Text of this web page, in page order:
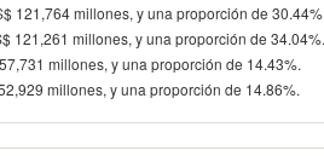
121,764 millones, y una proporción de 30.44%.
121,261 millones, y una proporción de 34.04%.
millones, y una proporción de 14.43%.
millones, y una proporción de 14.86%.